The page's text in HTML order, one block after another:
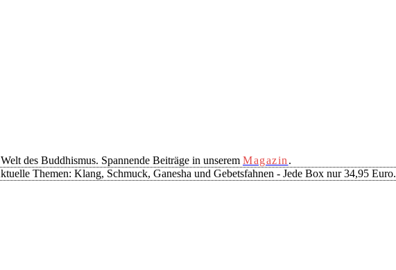
des Buddhismus. Spannende Beiträge in unserem Magazin .
Themen: Klang, Schmuck, Ganesha und Gebetsfahnen - Jede Box nur 34,95 Euro.